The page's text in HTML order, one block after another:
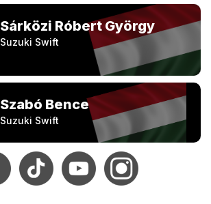
Sárközi Róbert György
Suzuki Swift
Szabó Bence
Suzuki Swift